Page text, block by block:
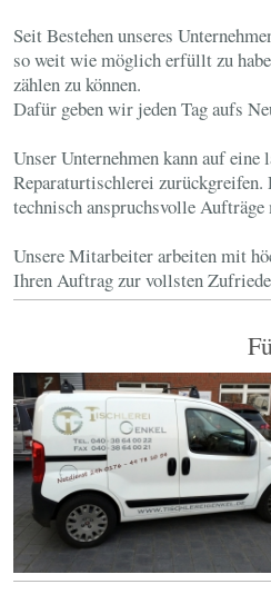
Seit Bestehen unseres
so weit wie möglich erfüllt zu
zählen zu können.
Dafür geben wir jeden Tag aufs
Unser Unternehmen kann auf
Reparaturtischlerei zurückgreifen.
technisch anspruchsvolle
Unsere Mitarbeiter arbeiten mit
Ihren Auftrag zur vollsten